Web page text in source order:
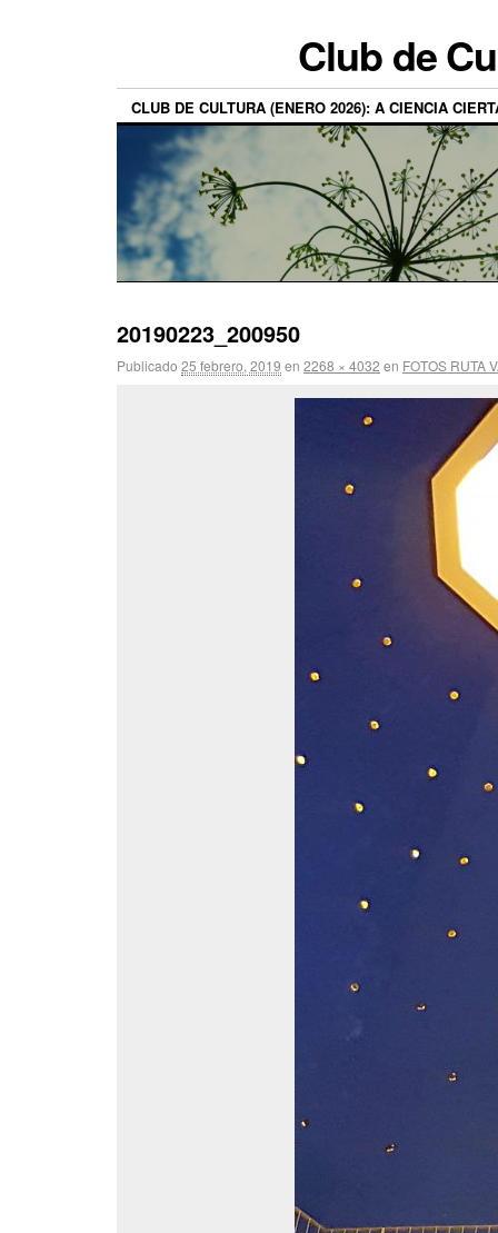
Club de
CLUB DE CULTURA (ENERO 2026): A CIENCIA
20190223_200950
Publicado 25 febrero, 2019 en 2268 × 4032 en FOTOS RUTA